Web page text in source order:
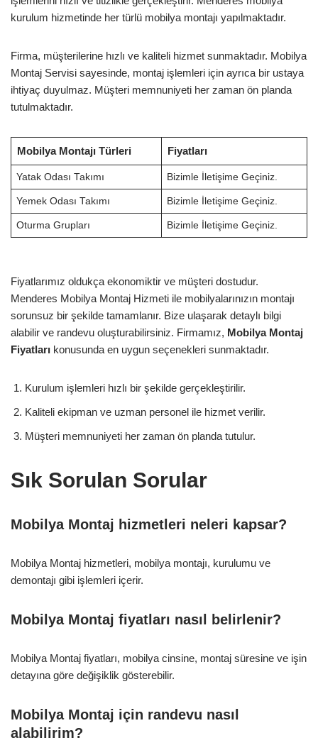
kurulum hizmetinde her türlü mobilya montajı yapılmaktadır.
Firma, müşterilerine hızlı ve kaliteli hizmet sunmaktadır. Mobilya
Montaj Servisi sayesinde, montaj işlemleri için ayrıca bir ustaya
ihtiyaç duyulmaz. Müşteri memnuniyeti her zaman ön planda
tutulmaktadır.
Mobilya Montajı Türleri Fiyatları
Yatak Odası Takımı Bizimle İletişime Geçiniz.
Yemek Odası Takımı Bizimle İletişime Geçiniz.
Oturma Grupları Bizimle İletişime Geçiniz.
Fiyatlarımız oldukça ekonomiktir ve müşteri dostudur.
Menderes Mobilya Montaj Hizmeti ile mobilyalarınızın montajı
sorunsuz bir şekilde tamamlanır. Bize ulaşarak detaylı bilgi
alabilir ve randevu oluşturabilirsiniz. Firmamız, Mobilya Montaj
Fiyatları konusunda en uygun seçenekleri sunmaktadır.
Kurulum işlemleri hızlı bir şekilde gerçekleştirilir.
Kaliteli ekipman ve uzman personel ile hizmet verilir.
Müşteri memnuniyeti her zaman ön planda tutulur.
Sık Sorulan Sorular
Mobilya Montaj hizmetleri neleri kapsar?
Mobilya Montaj hizmetleri, mobilya montajı, kurulumu ve
demontajı gibi işlemleri içerir.
Mobilya Montaj fiyatları nasıl belirlenir?
Mobilya Montaj fiyatları, mobilya cinsine, montaj süresine ve işin
detayına göre değişiklik gösterebilir.
Mobilya Montaj için randevu nasıl
alabilirim?